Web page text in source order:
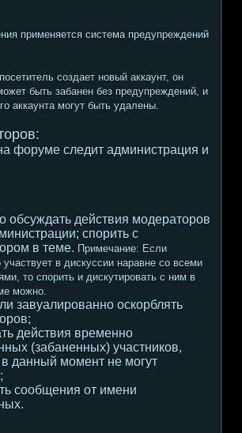
применяется система предупреждений
создает новый аккаунт, он
быть забанен без предупреждений, и
аккаунта могут быть удалены.
форуме следит администрация и
обсуждать действия модераторов
спорить с
в теме. Примечание: Если
участвует в дискуссии наравне со всеми
то спорить и дискутировать с ним в
можно.
завуалированно оскорблять
действия временно
(забаненных) участников,
данный момент не могут
сообщения от имени